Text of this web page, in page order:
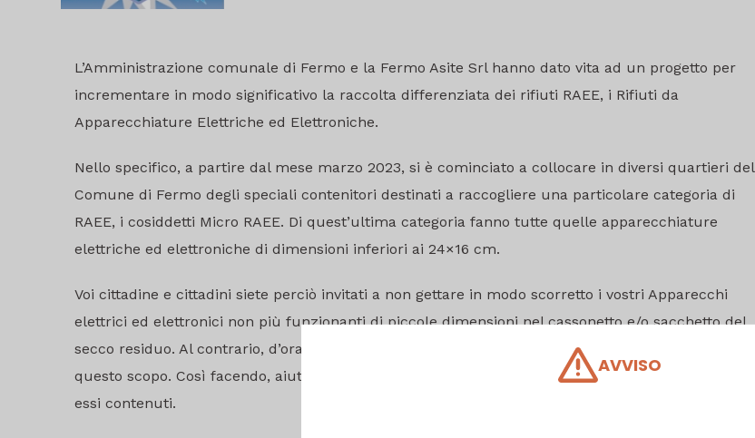
AVVISO
L’Amministrazione comunale di Fermo e la Fermo Asite Srl hanno dato vita ad un progetto per
incrementare in modo significativo la raccolta differenziata dei rifiuti RAEE, i Rifiuti da
Apparecchiature Elettriche ed Elettroniche.
Nello specifico, a partire dal mese marzo 2023, si è cominciato a collocare in diversi quartieri del
Comune di Fermo degli speciali contenitori destinati a raccogliere una particolare categoria di
RAEE, i cosiddetti Micro RAEE. Di quest’ultima categoria fanno tutte quelle apparecchiature
elettriche ed elettroniche di dimensioni inferiori ai 24×16 cm.
Voi cittadine e cittadini siete perciò invitati a non gettare in modo scorretto i vostri Apparecchi
elettrici ed elettronici non più funzionanti di piccole dimensioni nel cassonetto e/o sacchetto del
secco residuo. Al contrario, d’ora in avanti potrete utilizzare i nostri contenitori ideati proprio a
questo scopo. Così facendo, aiuterete Comune e Fermo Asite Srl a recuperare i metalli preziosi in
essi contenuti.